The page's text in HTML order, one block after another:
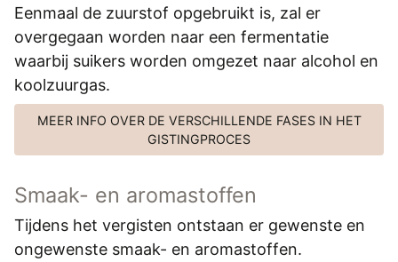
Eenmaal de zuurstof opgebruikt is, zal er
overgegaan worden naar een fermentatie
waarbij suikers worden omgezet naar alcohol en
koolzuurgas.
MEER INFO OVER DE VERSCHILLENDE FASES IN HET
GISTINGPROCES
Smaak- en aromastoffen
Tijdens het vergisten ontstaan er gewenste en
ongewenste smaak- en aromastoffen.